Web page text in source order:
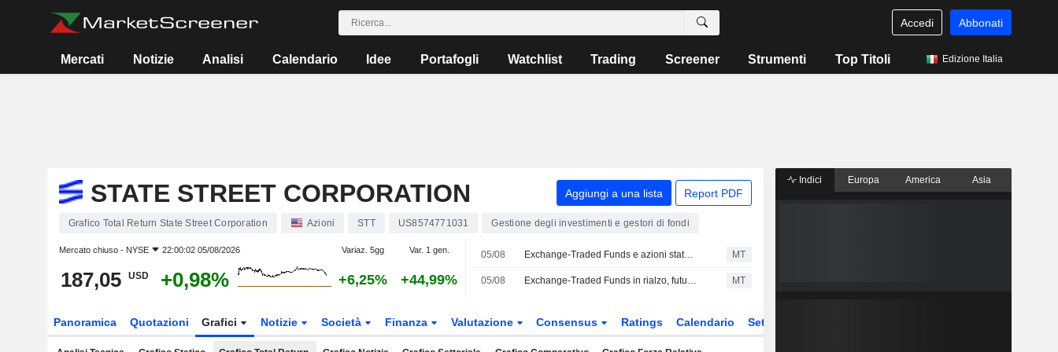
Accedi Abbonati
Mercati Notizie Analisi Calendario Idee Portafogli Watchlist Trading Screener Strumenti Top Titoli Edizione Italia
STATE STREET CORPORATION Aggiungi a una lista Report PDF
Grafico Total Return State Street Corporation Azioni STT US8574771031 Gestione degli investimenti e gestori di fondi
Mercato chiuso - NYSE 22:00:02 05/08/2026 Variaz. 5gg Var. 1 gen.
187,05 USD +0,98% +6,25% +44,99%
05/08 Exchange-Traded Funds e azioni statunitensi contrastati a metà giornata MT
05/08 Exchange-Traded Funds in rialzo, future azionari contrastati prima dell'apertura tra utili societari e speranze di riapertura di Hormuz MT
Panoramica Quotazioni Grafici Notizie Società Finanza Valutazione Consensus Ratings Calendario Settore
Indici Europa America Asia